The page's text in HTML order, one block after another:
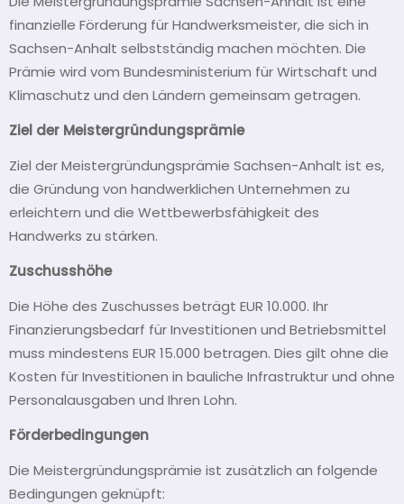
finanzielle Förderung für Handwerksmeister, die sich in
Sachsen-Anhalt selbstständig machen möchten. Die
Prämie wird vom Bundesministerium für Wirtschaft und
Klimaschutz und den Ländern gemeinsam getragen.
Ziel der Meistergründungsprämie
Ziel der Meistergründungsprämie Sachsen-Anhalt ist es,
die Gründung von handwerklichen Unternehmen zu
erleichtern und die Wettbewerbsfähigkeit des
Handwerks zu stärken.
Zuschusshöhe
Die Höhe des Zuschusses beträgt EUR 10.000. Ihr
Finanzierungsbedarf für Investitionen und Betriebsmittel
muss mindestens EUR 15.000 betragen. Dies gilt ohne die
Kosten für Investitionen in bauliche Infrastruktur und ohne
Personalausgaben und Ihren Lohn.
Förderbedingungen
Die Meistergründungsprämie ist zusätzlich an folgende
Bedingungen geknüpft: